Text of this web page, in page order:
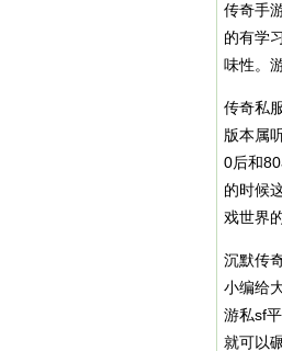
传奇手
的有学
味性。
传奇私
版本属
0后和
的时候
戏世界
沉默传
小编给
游私sf
就可以